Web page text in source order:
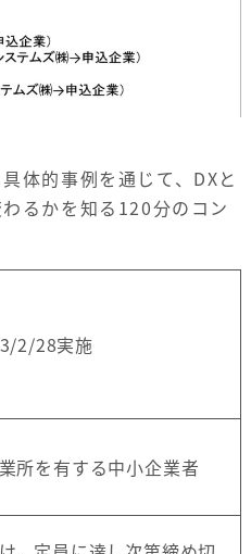
体的事例を通じて、DXと
るかを知る120分のコン
2/28実施
所を有する中小企業者